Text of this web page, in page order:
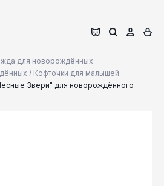
для новорождённых
/ Кофточки для малышей
Звери" для новорождённого